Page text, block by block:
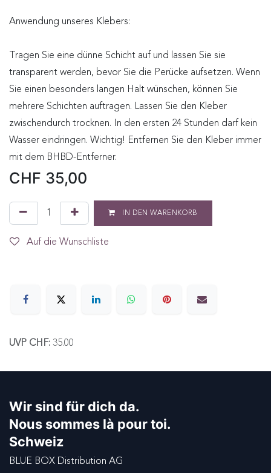
Anwendung unseres Klebers:
Tragen Sie eine dünne Schicht auf und lassen Sie sie
transparent werden, bevor Sie die Perücke aufsetzen. Wenn
Sie einen besonders langen Halt wünschen, können Sie
mehrere Schichten auftragen. Lassen Sie den Kleber
zwischendurch trocknen. In den ersten 24 Stunden darf kein
Wasser eindringen. Wichtig! Entfernen Sie den Kleber immer
mit dem BHBD-Entferner.
CHF 35,00
IN DEN WARENKORB
Auf die Wunschliste
UVP CHF: 35.00
Wir sind für dich da.
Nous sommes là pour toi.
Schweiz
BLUE BOX Distribution AG